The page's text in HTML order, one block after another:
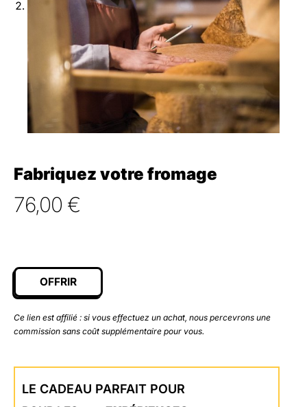
Fabriquez votre fromage
76,00 €
OFFRIR
Ce lien est affilié : si vous effectuez un achat, nous percevrons une
commission sans coût supplémentaire pour vous.
LE CADEAU PARFAIT POUR